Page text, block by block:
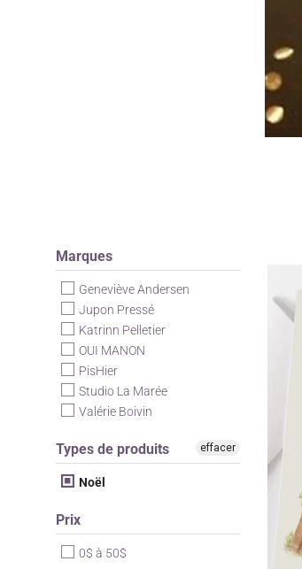
Marques
Geneviève Andersen
Jupon Pressé
Katrinn Pelletier
OUI MANON
PisHier
Studio La Marée
Valérie Boivin
Types de produits
Noël
effacer
Prix
0$ à 50$